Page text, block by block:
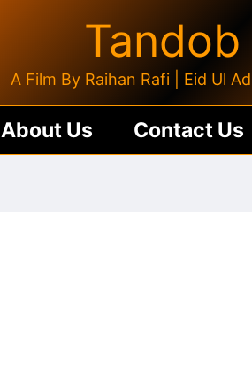
Tandob
A Film By Raihan Rafi | Eid Ul
About Us Contact Us